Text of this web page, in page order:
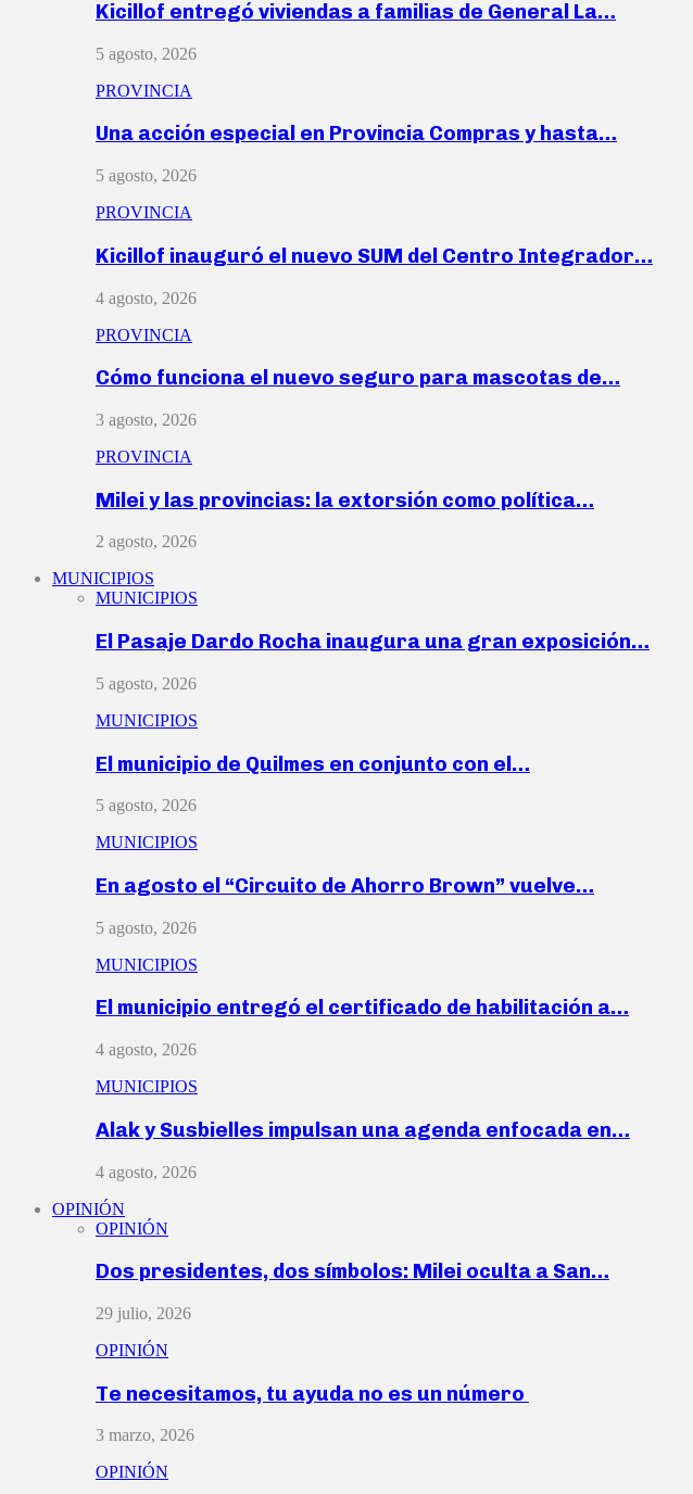
Kicillof entregó viviendas a familias de General La…
5 agosto, 2026
PROVINCIA
Una acción especial en Provincia Compras y hasta…
5 agosto, 2026
PROVINCIA
Kicillof inauguró el nuevo SUM del Centro Integrador…
4 agosto, 2026
PROVINCIA
Cómo funciona el nuevo seguro para mascotas de…
3 agosto, 2026
PROVINCIA
Milei y las provincias: la extorsión como política…
2 agosto, 2026
MUNICIPIOS
MUNICIPIOS
El Pasaje Dardo Rocha inaugura una gran exposición…
5 agosto, 2026
MUNICIPIOS
El municipio de Quilmes en conjunto con el…
5 agosto, 2026
MUNICIPIOS
En agosto el “Circuito de Ahorro Brown” vuelve…
5 agosto, 2026
MUNICIPIOS
El municipio entregó el certificado de habilitación a…
4 agosto, 2026
MUNICIPIOS
Alak y Susbielles impulsan una agenda enfocada en…
4 agosto, 2026
OPINIÓN
OPINIÓN
Dos presidentes, dos símbolos: Milei oculta a San…
29 julio, 2026
OPINIÓN
Te necesitamos, tu ayuda no es un número
3 marzo, 2026
OPINIÓN